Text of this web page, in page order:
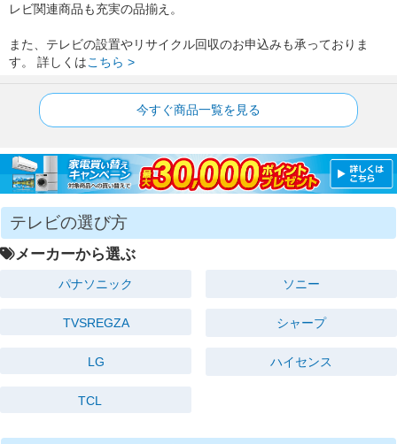
レビ関連商品も充実の品揃え。
また、テレビの設置やリサイクル回収のお申込みも承っておりま
す。 詳しくはこちら >
今すぐ商品一覧を見る
テレビの選び方
メーカーから選ぶ
パナソニック ソニー
TVSREGZA シャープ
LG ハイセンス
TCL